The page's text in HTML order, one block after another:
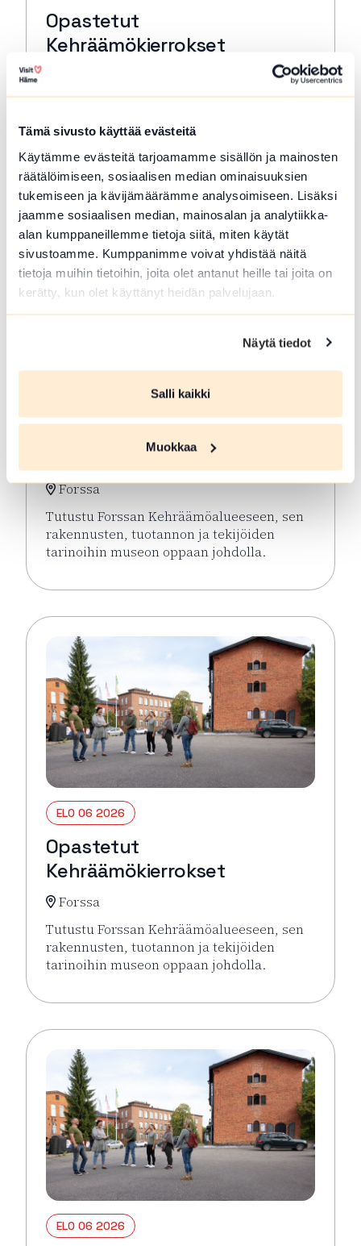
Tämä sivusto käyttää evästeitä
Käytämme evästeitä tarjoamamme sisällön ja mainosten
räätälöimiseen, sosiaalisen median ominaisuuksien
tukemiseen ja kävijämäärämme analysoimiseen. Lisäksi
jaamme sosiaalisen median, mainosalan ja analytiikka-
alan kumppaneillemme tietoja siitä, miten käytät
sivustoamme. Kumppanimme voivat yhdistää näitä
tietoja muihin tietoihin, joita olet antanut heille tai joita on
kerätty, kun olet käyttänyt heidän palvelujaan.
Näytä tiedot
Salli kaikki
Muokkaa
Opastetut
Kehräämökierrokset
Tutustu Forssan Kehräämöalueeseen, sen
tarinoihin museon oppaan johdolla.
Lue lisää tapahtumasta Opastetut
Kehräämökierrokset
Forssa
Tutustu Forssan Kehräämöalueeseen, sen
rakennusten, tuotannon ja tekijöiden
tarinoihin museon oppaan johdolla.
Lue lisää tapahtumasta Opastetut
ELO 06 2026
Opastetut
Kehräämökierrokset
Forssa
Tutustu Forssan Kehräämöalueeseen, sen
rakennusten, tuotannon ja tekijöiden
tarinoihin museon oppaan johdolla.
Lue lisää tapahtumasta Opastetut
ELO 06 2026